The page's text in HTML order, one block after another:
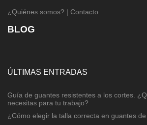
¿Quiénes somos? | Contacto
BLOG
ÚLTIMAS ENTRADAS
Guía de guantes resistentes a los cortes.
necesitas para tu trabajo?
¿Cómo elegir la talla correcta en guantes